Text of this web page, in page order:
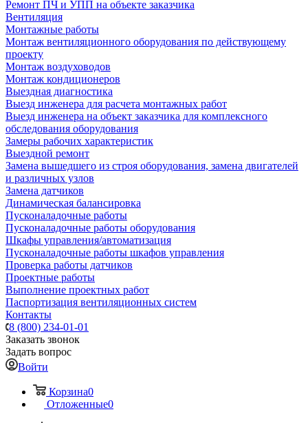
Ремонт ПЧ и УПП на объекте заказчика
Вентиляция
Монтажные работы
Монтаж вентиляционного оборудования по действующему
проекту
Монтаж воздуховодов
Монтаж кондиционеров
Выездная диагностика
Выезд инженера для расчета монтажных работ
Выезд инженера на объект заказчика для комплексного
обследования оборудования
Замеры рабочих характеристик
Выездной ремонт
Замена вышедшего из строя оборудования, замена двигателей
и различных узлов
Замена датчиков
Динамическая балансировка
Пусконаладочные работы
Пусконаладочные работы оборудования
Шкафы управления/автоматизация
Пусконаладочные работы шкафов управления
Проверка работы датчиков
Проектные работы
Выполнение проектных работ
Паспортизация вентиляционных систем
Контакты
8 (800) 234-01-01
Заказать звонок
Задать вопрос
Войти
Корзина0
Отложенные0